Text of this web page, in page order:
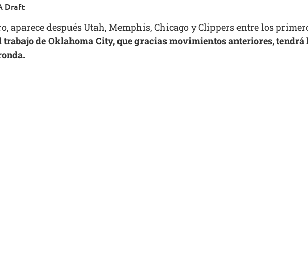
Draft
aparece después Utah, Memphis, Chicago y Clippers entre los
trabajo de Oklahoma City, que gracias movimientos anteriores,